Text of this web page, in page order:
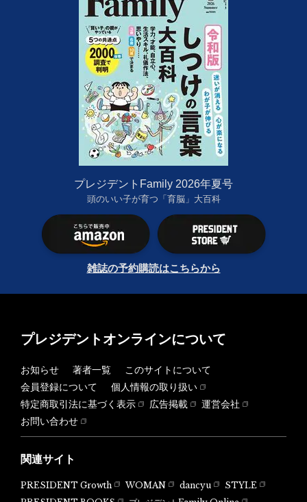
プレジデントFamily 2026年夏号
頭のいい子が育つ「育脳」大百科
雑誌の予約購読はこちらから
プレジデントオンラインについて
お知らせ 著者一覧
このサイトについて
会員登録について
個人情報の取り扱い
特定商取引法に基づく表示
広告掲載
運営会社
お問い合わせ
関連サイト
PRESIDENT Growth WOMAN dancyu
STYLE